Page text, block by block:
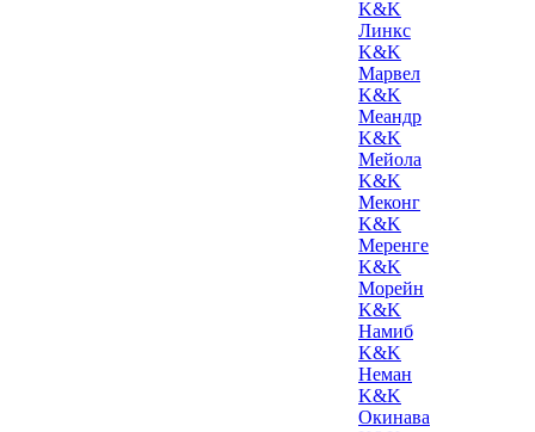
K&K
Линкс
K&K
Марвел
K&K
Меандр
K&K
Мейола
K&K
Меконг
K&K
Меренге
K&K
Морейн
K&K
Намиб
K&K
Неман
K&K
Окинава